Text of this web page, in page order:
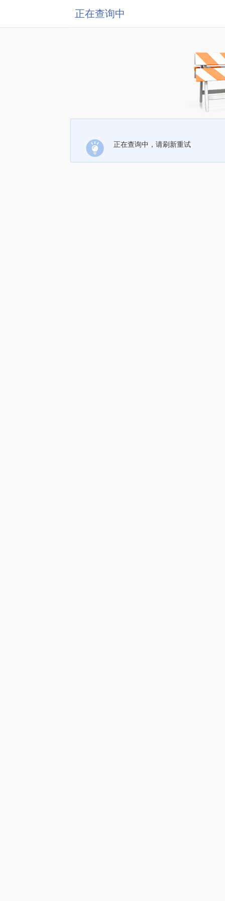
正在查询中
正在查询中，请刷新重试